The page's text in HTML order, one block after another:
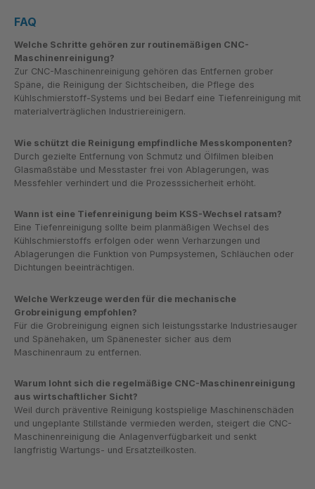
FAQ
Welche Schritte gehören zur routinemäßigen CNC-
Maschinenreinigung?
Zur CNC-Maschinenreinigung gehören das Entfernen grober
Späne, die Reinigung der Sichtscheiben, die Pflege des
Kühlschmierstoff-Systems und bei Bedarf eine Tiefenreinigung mit
materialverträglichen Industriereinigern.
Wie schützt die Reinigung empfindliche Messkomponenten?
Durch gezielte Entfernung von Schmutz und Ölfilmen bleiben
Glasmaßstäbe und Messtaster frei von Ablagerungen, was
Messfehler verhindert und die Prozesssicherheit erhöht.
Wann ist eine Tiefenreinigung beim KSS-Wechsel ratsam?
Eine Tiefenreinigung sollte beim planmäßigen Wechsel des
Kühlschmierstoffs erfolgen oder wenn Verharzungen und
Ablagerungen die Funktion von Pumpsystemen, Schläuchen oder
Dichtungen beeinträchtigen.
Welche Werkzeuge werden für die mechanische
Grobreinigung empfohlen?
Für die Grobreinigung eignen sich leistungsstarke Industriesauger
und Spänehaken, um Spänenester sicher aus dem
Maschinenraum zu entfernen.
Warum lohnt sich die regelmäßige CNC-Maschinenreinigung
aus wirtschaftlicher Sicht?
Weil durch präventive Reinigung kostspielige Maschinenschäden
und ungeplante Stillstände vermieden werden, steigert die CNC-
Maschinenreinigung die Anlagenverfügbarkeit und senkt
langfristig Wartungs- und Ersatzteilkosten.